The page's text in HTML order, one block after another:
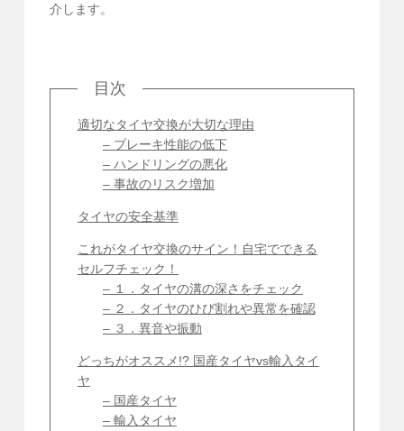
介します。
目次
適切なタイヤ交換が大切な理由
– ブレーキ性能の低下
– ハンドリングの悪化
– 事故のリスク増加
タイヤの安全基準
これがタイヤ交換のサイン！自宅でできる
セルフチェック！
– １．タイヤの溝の深さをチェック
– ２．タイヤのひび割れや異常を確認
– ３．異音や振動
どっちがオススメ!? 国産タイヤvs輸入タイ
ヤ
– 国産タイヤ
– 輸入タイヤ